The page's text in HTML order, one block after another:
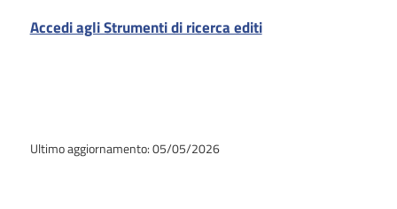
Accedi agli Strumenti di ricerca editi
Ultimo aggiornamento: 05/05/2026